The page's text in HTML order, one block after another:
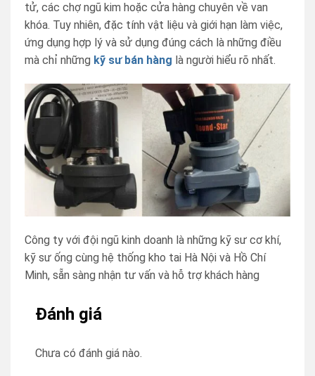
tử, các chợ ngũ kim hoặc cửa hàng chuyên về van
khóa. Tuy nhiên, đặc tính vật liệu và giới hạn làm việc,
ứng dụng hợp lý và sử dụng đúng cách là những điều
mà chỉ những kỹ sư bán hàng là người hiểu rõ nhất.
Công ty với đội ngũ kinh doanh là những kỹ sư cơ khí,
kỹ sư ống cùng hệ thống kho tai Hà Nội và Hồ Chí
Minh, sẵn sàng nhận tư vấn và hỗ trợ khách hàng
Đánh giá
Chưa có đánh giá nào.